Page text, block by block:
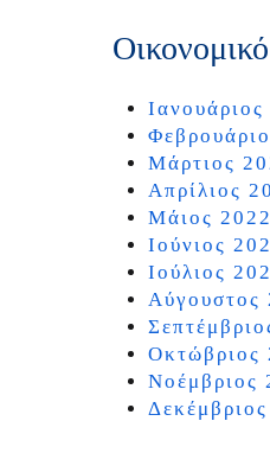
Μάρτιος
Απρίλιος
Μάιος 2022
Ιούνιος
Ιούλιος
Αύγουστος
Οκτώβριος
Νοέμβριος